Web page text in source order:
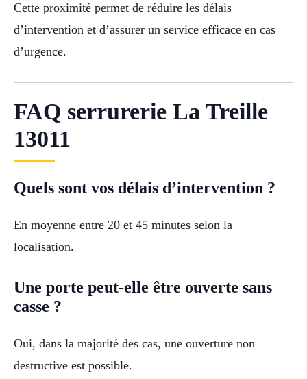
Cette proximité permet de réduire les délais
d’intervention et d’assurer un service efficace en cas
d’urgence.
FAQ serrurerie La Treille
13011
Quels sont vos délais d’intervention ?
En moyenne entre 20 et 45 minutes selon la
localisation.
Une porte peut-elle être ouverte sans
casse ?
Oui, dans la majorité des cas, une ouverture non
destructive est possible.